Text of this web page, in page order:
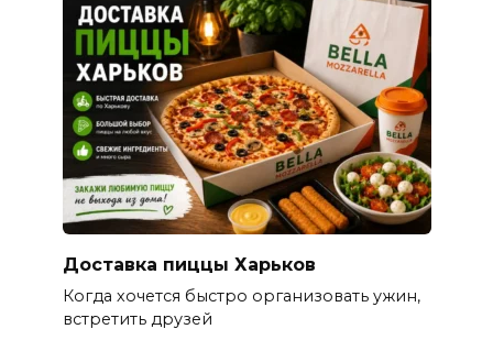
Доставка пиццы Харьков
Когда хочется быстро организовать ужин,
встретить друзей